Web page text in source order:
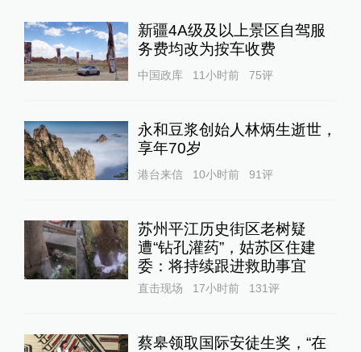
新疆4A级及以上景区自驾服
务费均改为按车收费
中国政库 11小时前 75评
永和豆浆创始人林炳生逝世，
享年70岁
港台来信 10小时前 91评
苏州平江历史街区老树疑
遭“钻孔灌药”，姑苏区住建
委：将持续跟进救助事宜
直击现场 17小时前 131评
蔡皋领取国际安徒生奖，“在